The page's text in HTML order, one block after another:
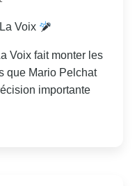
Voix
Voix fait monter les
que Mario Pelchat
importante